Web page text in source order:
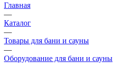
Главная
—
Каталог
—
Товары для бани и сауны
—
Оборудование для бани и сауны